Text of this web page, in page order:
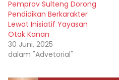
Pemprov Sulteng Dorong
Pendidikan Berkarakter
Lewat Inisiatif Yayasan
Otak Kanan
30 Juni, 2025
dalam "Advetorial"